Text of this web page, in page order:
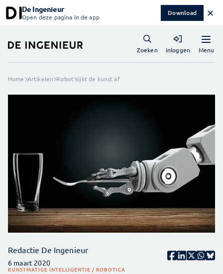
De Ingenieur
Open deze pagina in de app Download ✕
Menu
Zoeken Inloggen
Home Artikelen Robot kijkt de kunst af
Redactie De Ingenieur
6 maart 2020
KUNSTMATIGE INTELLIGENTIE / ROBOTICA